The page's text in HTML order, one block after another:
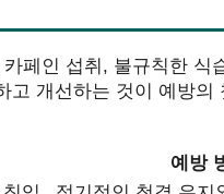
페인 섭취, 불규칙한 식
고 개선하는 것이 예방의
예방